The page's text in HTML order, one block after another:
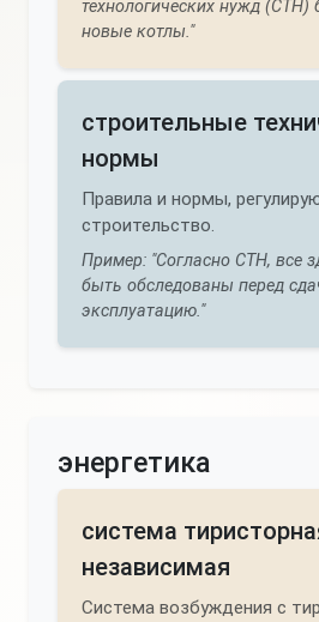
технологических нужд (СТН)
новые котлы."
строительные
нормы
Правила и нормы,
строительство.
Пример: "Согласно СТН, все
быть обследованы перед
эксплуатацию."
энергетика
система
независимая
Система возбуждения с